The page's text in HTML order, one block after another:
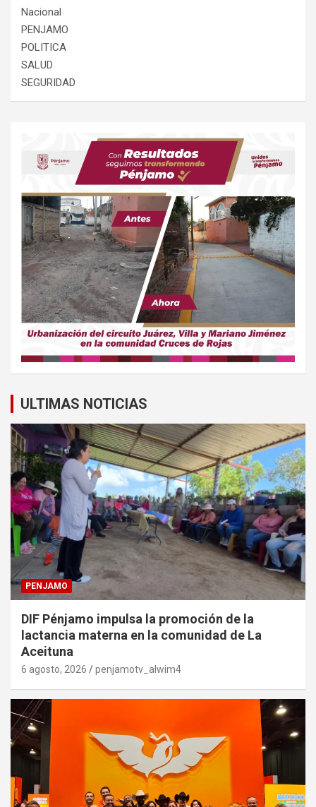
Nacional
PENJAMO
POLITICA
SALUD
SEGURIDAD
ULTIMAS NOTICIAS
PENJAMO
DIF Pénjamo impulsa la promoción de la
lactancia materna en la comunidad de La
Aceituna
6 agosto, 2026 penjamotv_alwim4